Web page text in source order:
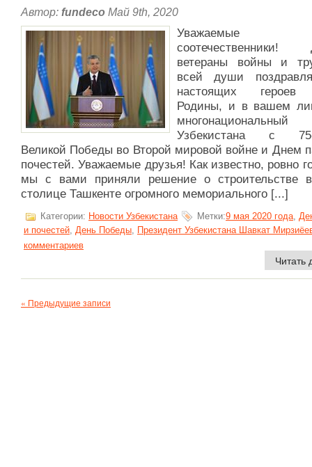
Автор: fundeco Май 9th, 2020
Уважаемые
соотечественники!
ветераны войны и
всей души
настоящих героев
Родины, и в вашем
Узбекистана с 75-
Великой Победы во Второй мировой войне и Днем
почестей. Уважаемые друзья! Как известно, ровно
мы с вами приняли решение о строительстве
столице Ташкенте огромного мемориального [...]
Категории: Новости Узбекистана Метки:9 мая 2020 года
и почестей, День Победы, Президент Узбекистана Шавкат
комментариев
Читать
« Предыдущие записи